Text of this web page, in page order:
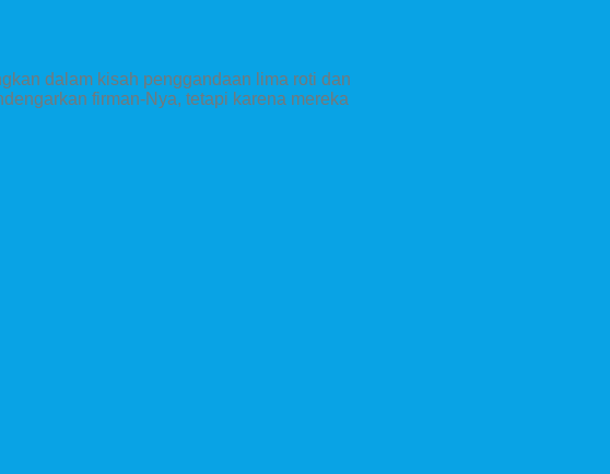
dalam kisah penggandaan lima roti dan
firman-Nya, tetapi karena mereka